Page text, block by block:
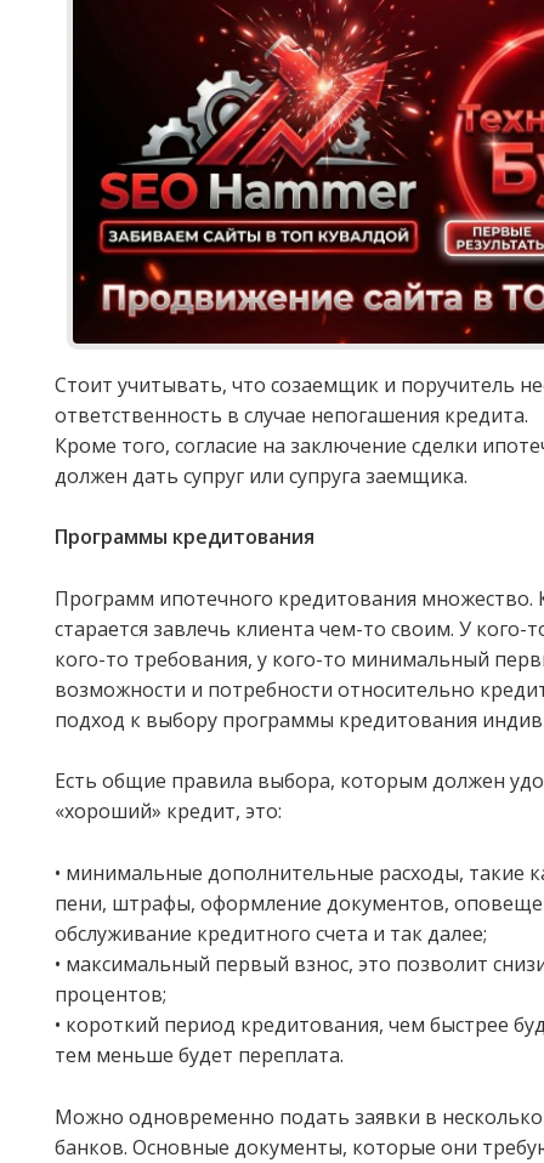
Стоит учитывать, что созаемщик и поручитель
ответственность в случае непогашения кредита.
Кроме того, согласие на заключение сделки
должен дать супруг или супруга заемщика.
Программы кредитования
Программ ипотечного кредитования множество.
старается завлечь клиента чем-то своим. У
кого-то требования, у кого-то минимальный
возможности и потребности относительно
подход к выбору программы кредитования
Есть общие правила выбора, которым должен
«хороший» кредит, это:
• минимальные дополнительные расходы, такие
пени, штрафы, оформление документов,
обслуживание кредитного счета и так далее;
• максимальный первый взнос, это позволит
процентов;
• короткий период кредитования, чем быстрее
тем меньше будет переплата.
Можно одновременно подать заявки в
банков. Основные документы, которые они